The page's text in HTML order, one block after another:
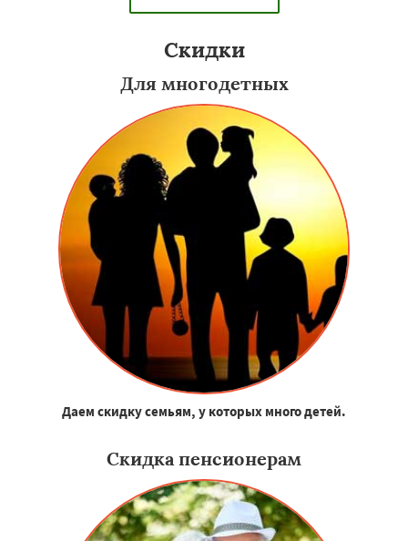
Скидки
Для многодетных
Даем скидку семьям, у которых много детей.
Скидка пенсионерам